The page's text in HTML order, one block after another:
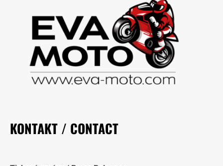
KONTAKT / CONTACT